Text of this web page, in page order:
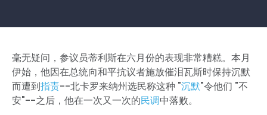
毫无疑问，参议员蒂利斯在六月份的表现非常糟糕。本月
伊始，他因在总统向和平抗议者施放催泪瓦斯时保持沉默
而遭到指责--北卡罗来纳州选民称这种 "沉默"令他们 "不
安"--之后，他在一次又一次的民调中落败。